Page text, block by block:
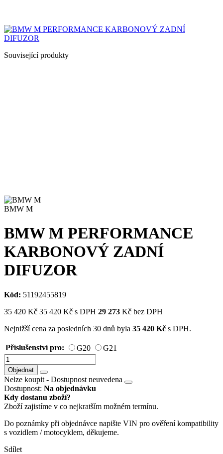
Související produkty
BMW M
BMW M PERFORMANCE
KARBONOVÝ ZADNÍ
DIFUZOR
Kód: 51192455819
35 420 Kč 35 420 Kč s DPH 29 273 Kč bez DPH
Nejnižší cena za posledních 30 dnů byla 35 420 Kč s DPH.
Příslušenství pro: G20 G21
Objednat
Nelze koupit - Dostupnost neuvedena
Dostupnost: Na objednávku
Kdy dostanu zboží?
Zboží zajistíme v co nejkratším možném termínu.
Do poznámky při objednávce napište VIN pro ověření kompatibility
s vozidlem / motocyklem, děkujeme.
Sdílet